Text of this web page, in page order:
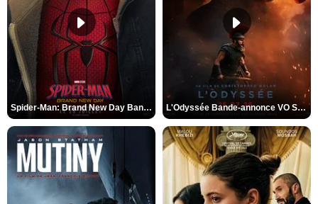
Spider-Man: Brand New Day Bande-annonce VO STFR L'Odyssée Bande-annonce VO STFR